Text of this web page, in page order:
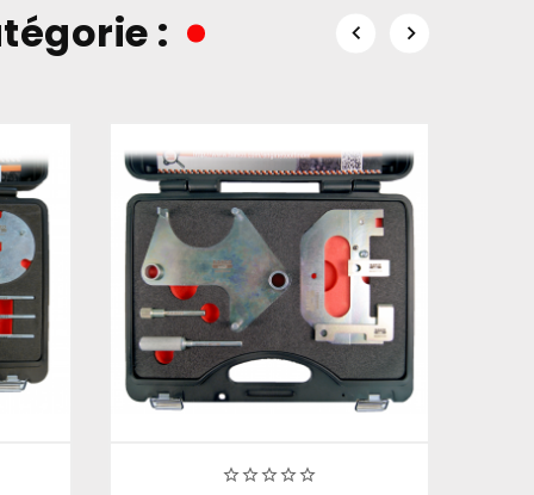
:  
